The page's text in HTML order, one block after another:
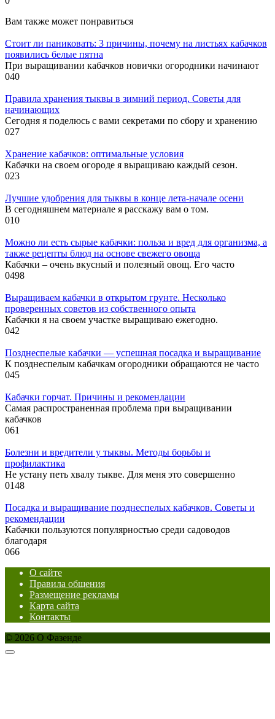
Вам также может понравиться
Стоит ли паниковать: 3 причины, почему на листьях кабачков
появились белые пятна
При выращивании кабачков новички огородники начинают
040
Правила хранения тыквы в зимний период. Советы для
начинающих
Сегодня я поделюсь с вами секретами по сбору и хранению
027
Хранение кабачков: оптимальные условия
Кабачки на своем огороде я выращиваю каждый сезон.
023
Лучшие удобрения для тыквы в конце лета-начале осени
В сегодняшнем материале я расскажу вам о том.
010
Можно ли есть сырые кабачки: польза и вред для организма, а
также рецепты блюд на основе свежего овоща
Кабачки – очень вкусный и полезный овощ. Его часто
0498
Выращиваем кабачки в открытом грунте. Несколько
проверенных советов из собственного опыта
Кабачки я на своем участке выращиваю ежегодно.
042
Позднеспелые кабачки — успешная посадка и выращивание
К позднеспелым кабачкам огородники обращаются не часто
045
Кабачки горчат. Причины и рекомендации
Самая распространенная проблема при выращивании
кабачков
061
Болезни и вредители у тыквы. Методы борьбы и
профилактика
Не устану петь хвалу тыкве. Для меня это совершенно
0148
Посадка и выращивание позднеспелых кабачков. Советы и
рекомендации
Кабачки пользуются популярностью среди садоводов
благодаря
066
О сайте
Правила общения
Размещение рекламы
Карта сайта
Контакты
© 2026 О Фазенде